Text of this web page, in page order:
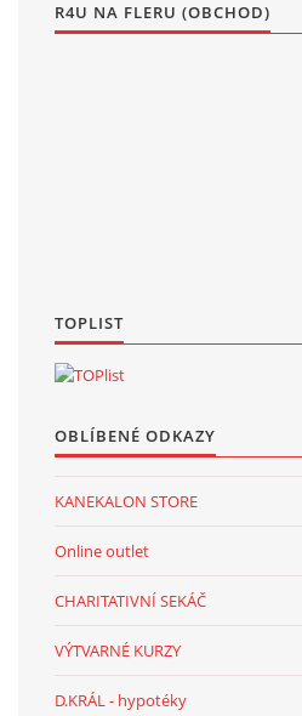
R4U NA FLERU (OBCHOD)
TOPLIST
OBLÍBENÉ ODKAZY
KANEKALON STORE
Online outlet
CHARITATIVNÍ SEKÁČ
VÝTVARNÉ KURZY
D.KRÁL - hypotéky